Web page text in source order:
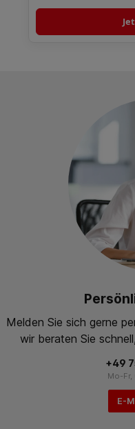
Melden Sie sich gerne
wir beraten Sie
+49
Mo-Fr,
E-